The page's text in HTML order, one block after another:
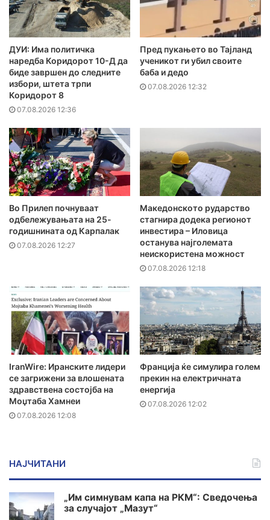
ДУИ: Има политичка
наредба Коридорот 10-Д да
биде завршен до следните
избори, штета трпи
Коридорот 8
07.08.2026 12:36
Пред пукањето во Тајланд
ученикот ги убил своите
баба и дедо
07.08.2026 12:32
Во Прилеп почнуваат
одбележувањата на 25-
годишнината од Карпалак
07.08.2026 12:27
Македонското рударство
стагнира додека регионот
инвестира – Иловица
останува најголемата
неискористена можност
07.08.2026 12:18
IranWire: Иранските лидери
се загрижени за влошената
здравствена состојба на
Моџтаба Хамнеи
07.08.2026 12:08
Франција ќе симулира голем
прекин на електричната
енергија
07.08.2026 12:02
НАЈЧИТАНИ
„Им симнувам капа на РКМ“: Сведочења
за случајот „Мазут“